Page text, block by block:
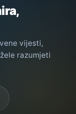
vijesti,
razumjeti